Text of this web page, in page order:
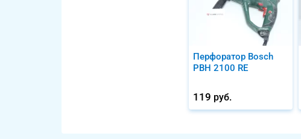
Перфоратор Bosch
PBH 2100 RE
119 руб.